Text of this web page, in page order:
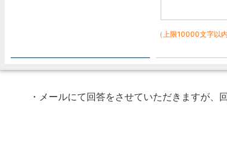
（上限10000文字以内
・メールにて回答をさせていただきますが、